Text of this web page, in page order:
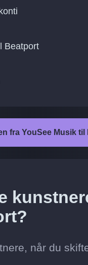
Beatport
fra YouSee Musik til
når du